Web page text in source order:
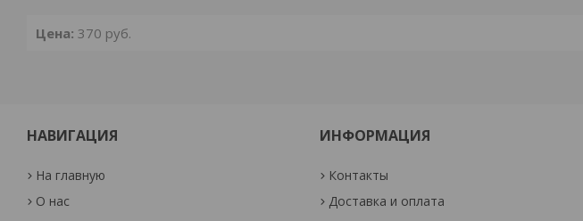
Цена: 370 руб.
НАВИГАЦИЯ
На главную
О нас
ИНФОРМАЦИЯ
Контакты
Доставка и оплата